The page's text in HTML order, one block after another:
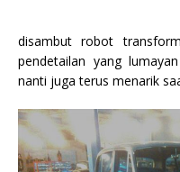
disambut robot
pendetailan yang
nanti juga terus menarik